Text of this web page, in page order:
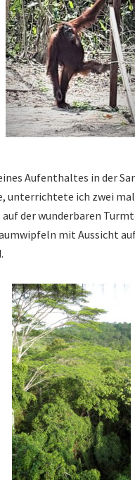
Aufenthaltes in der
unterrichtete ich zwei
auf der wunderbaren
mit Aussicht